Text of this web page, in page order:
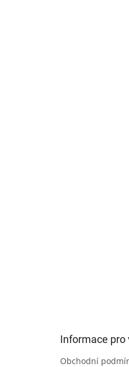
Informace pro
Obchodní